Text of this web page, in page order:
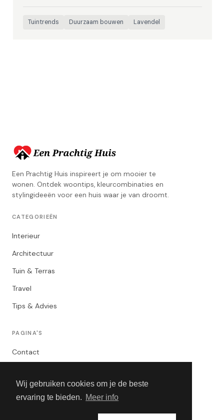
Wij gebruiken cookies om je de beste
ervaring te bieden. Meer info
Tuintrends Duurzaam bouwen Lavendel
Een Prachtig Huis inspireert je om mooier te
wonen. Ontdek woontips, kleurcombinaties en
stylingideeën voor een huis waar je van droomt.
CATEGORIEËN
Interieur
Architectuur
Tuin & Terras
Travel
Tips & Advies
PAGINA'S
Contact
Algemene Voorwaarden
Adverteren